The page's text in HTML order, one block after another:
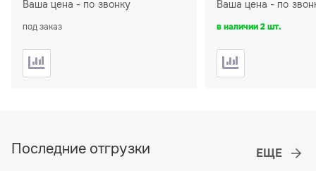
5,2 м 3, Емкость топливного бака
установки: 0,6 м
Ваша цена - по звонку
под заказ
установки: 0,6 м3
Ваша цена - по
в наличии 2 шт.
Последние отгрузки